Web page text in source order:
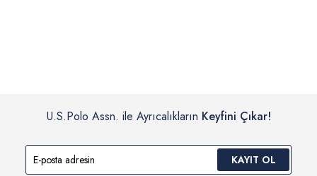
U.S.Polo Assn. ile Ayrıcalıkların Keyfini Çıkar!
KAYIT OL